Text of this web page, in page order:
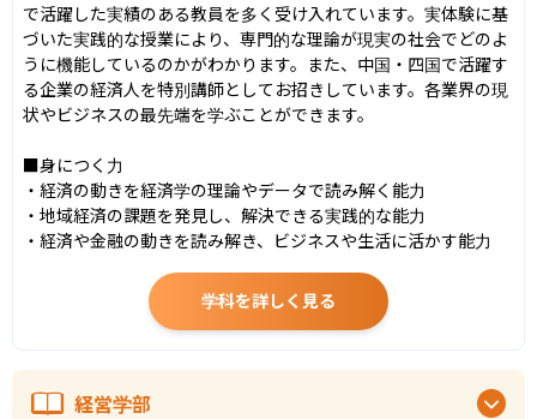
で活躍した実績のある教員を多く受け入れています。実体験に基
づいた実践的な授業により、専門的な理論が現実の社会でどのよ
うに機能しているのかがわかります。また、中国・四国で活躍す
る企業の経済人を特別講師としてお招きしています。各業界の現
状やビジネスの最先端を学ぶことができます。
■身につく力
・経済の動きを経済学の理論やデータで読み解く能力
・地域経済の課題を発見し、解決できる実践的な能力
・経済や金融の動きを読み解き、ビジネスや生活に活かす能力
学科を詳しく見る
経営学部